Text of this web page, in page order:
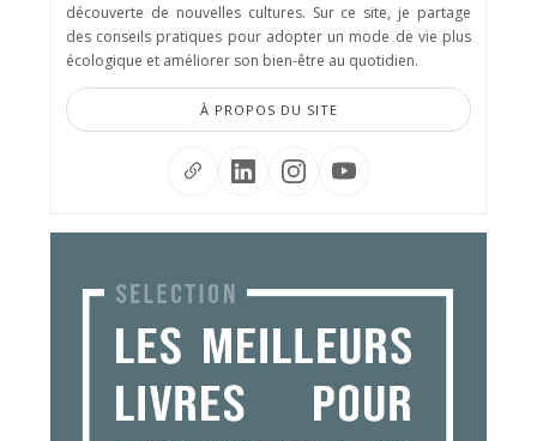
découverte de nouvelles cultures. Sur ce site, je partage
des conseils pratiques pour adopter un mode de vie plus
écologique et améliorer son bien-être au quotidien.
À PROPOS DU SITE